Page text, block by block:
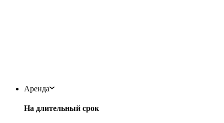
Аренда
На длительный срок